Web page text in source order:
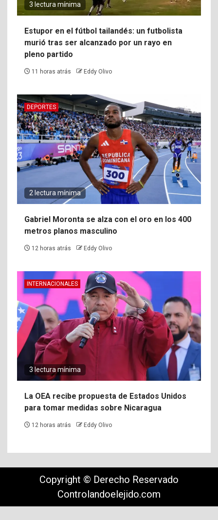
3 lectura mínima
Estupor en el fútbol tailandés: un futbolista
murió tras ser alcanzado por un rayo en
pleno partido
11 horas atrás Eddy Olivo
DEPORTES
2 lectura mínima
Gabriel Moronta se alza con el oro en los 400
metros planos masculino
12 horas atrás Eddy Olivo
INTERNACIONALES
3 lectura mínima
La OEA recibe propuesta de Estados Unidos
para tomar medidas sobre Nicaragua
12 horas atrás Eddy Olivo
Copyright © Derecho Reservado
Controlandoelejido.com